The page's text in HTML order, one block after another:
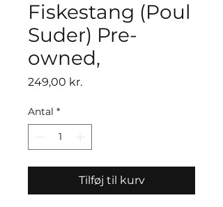
Fiskestang (Poul
Suder) Pre-
owned,
249,00 kr.Pris
Antal *
Tilføj til kurv